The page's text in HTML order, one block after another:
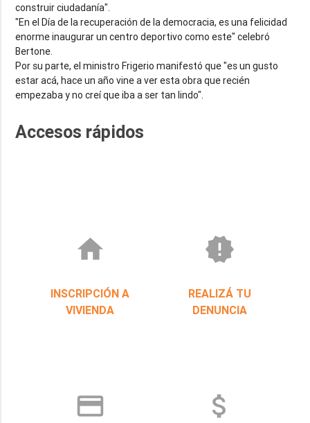
construir ciudadanía".
"En el Día de la recuperación de la democracia, es una felicidad
enorme inaugurar un centro deportivo como este" celebró
Bertone.
Por su parte, el ministro Frigerio manifestó que "es un gusto
estar acá, hace un año vine a ver esta obra que recién
empezaba y no creí que iba a ser tan lindo".
Accesos rápidos
home
INSCRIPCIÓN A
VIVIENDA
new_releases
REALIZÁ TU
DENUNCIA
credit_card attach_money